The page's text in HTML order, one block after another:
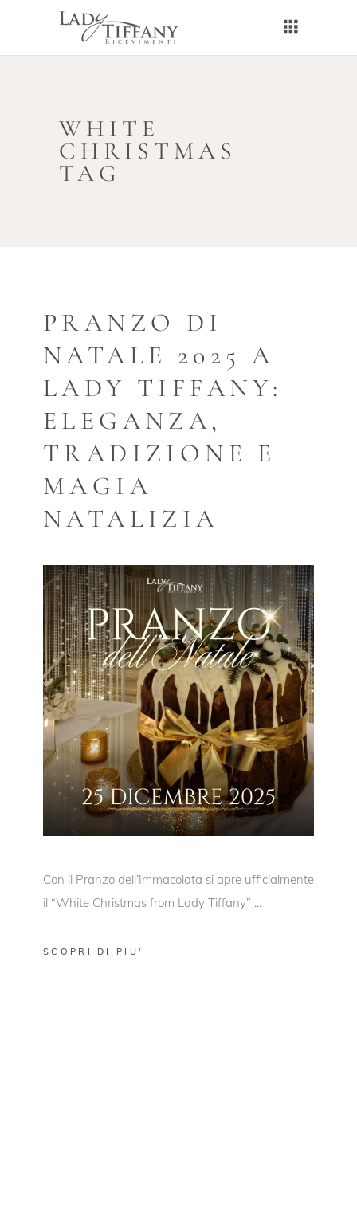
WHITE
CHRISTMAS
TAG
PRANZO DI
NATALE 2025 A
LADY TIFFANY:
ELEGANZA,
TRADIZIONE E
MAGIA
NATALIZIA
Con il Pranzo dell’Immacolata si apre ufficialmente
il “White Christmas from Lady Tiffany”
SCOPRI DI PIU'